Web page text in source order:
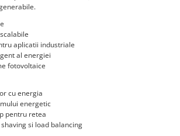
Sungrow
Grid
Victron
Enel
aerian
tensiune -
bransament
santier echipat
de putere
modulare
aplicatii industriale
al energiei
fotovoltaice
cu energia
energetic
pentru retea
si load balancing